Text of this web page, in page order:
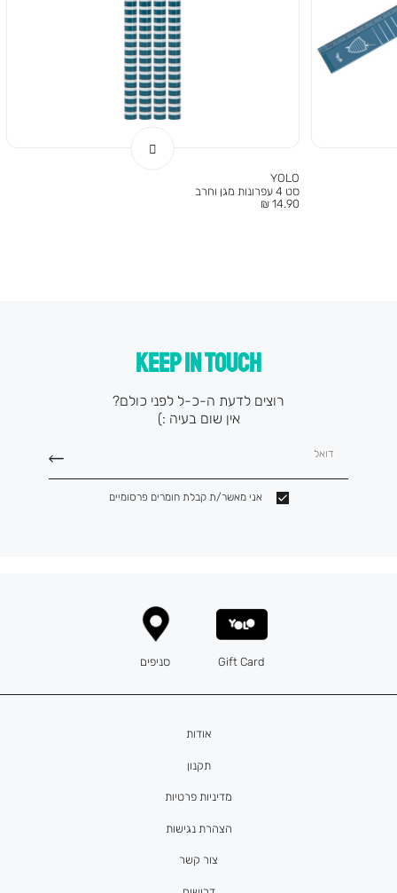
YOLO
סט 4 עפרונות מגן וחרב
מחיר
14.90 ₪
KEEP IN TOUCH
רוצים לדעת ה-כ-ל לפני כולם?
אין שום בעיה :)
דואל
אני מאשר/ת קבלת חומרים פרסומיים
אודות
תקנון
מדיניות פרטיות
הצהרת נגישות
צור קשר
Gift Card סניפים